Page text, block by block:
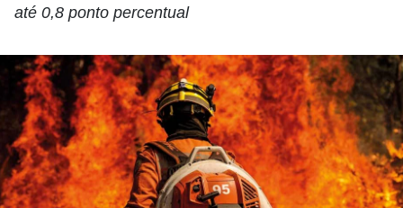
até 0,8 ponto percentual